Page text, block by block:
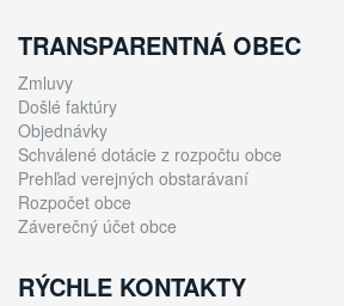
TRANSPARENTNÁ OBEC
Zmluvy
Došlé faktúry
Objednávky
Schválené dotácie z rozpočtu obce
Prehľad verejných obstarávaní
Rozpočet obce
Záverečný účet obce
RÝCHLE KONTAKTY